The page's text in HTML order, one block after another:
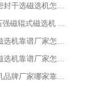
2026铁矿密封干选磁选机怎么选?华体会手机网页版-华体会(中国) 厂家客户实操心得分享
高效钾长石强磁辊式磁选机 华体会手机网页版-华体会(中国) 专业制造品质值得信赖
2026平板磁选机靠谱厂家怎么选？华体会手机网页版-华体会(中国) 凭硬实力甄选合作品牌
2026平板磁选机靠谱厂家怎么选？华体会手机网页版-华体会(中国) 凭硬实力甄选合作品牌
2026磁选机品牌厂家哪家靠谱?行业优选华体会手机网页版-华体会(中国) 实力出众